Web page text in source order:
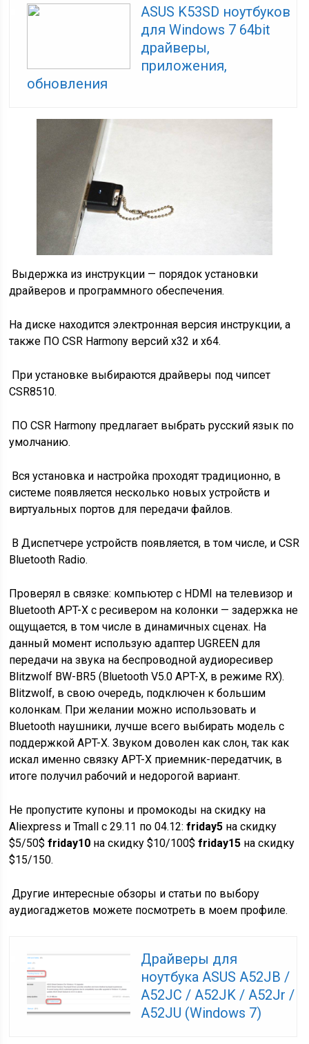
ASUS K53SD ноутбуков
для Windows 7 64bit
драйверы,
приложения,
обновления
Выдержка из инструкции — порядок установки
драйверов и программного обеспечения.
На диске находится электронная версия инструкции, а
также ПО CSR Harmony версий х32 и х64.
При установке выбираются драйверы под чипсет
CSR8510.
ПО CSR Harmony предлагает выбрать русский язык по
умолчанию.
Вся установка и настройка проходят традиционно, в
системе появляется несколько новых устройств и
виртуальных портов для передачи файлов.
В Диспетчере устройств появляется, в том числе, и CSR
Bluetooth Radio.
Проверял в связке: компьютер с HDMI на телевизор и
Bluetooth APT-X с ресивером на колонки — задержка не
ощущается, в том числе в динамичных сценах. На
данный момент использую адаптер UGREEN для
передачи на звука на беспроводной аудиоресивер
Blitzwolf BW-BR5 (Bluetooth V5.0 APT-X, в режиме RX).
Blitzwolf, в свою очередь, подключен к большим
колонкам. При желании можно использовать и
Bluetooth наушники, лучше всего выбирать модель с
поддержкой APT-X. Звуком доволен как слон, так как
искал именно связку APT-X приемник-передатчик, в
итоге получил рабочий и недорогой вариант.
Не пропустите купоны и промокоды на скидку на
Aliexpress и Tmall с 29.11 по 04.12:friday5 на скидку
$5/50$friday10 на скидку $10/100$friday15 на скидку
$15/150.
Другие интересные обзоры и статьи по выбору
аудиогаджетов можете посмотреть в моем профиле.
Драйверы для
ноутбука ASUS A52JB /
A52JC / A52JK / A52Jr /
A52JU (Windows 7)